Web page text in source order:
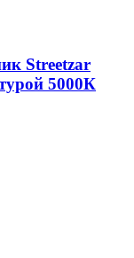
Streetzar
5000К